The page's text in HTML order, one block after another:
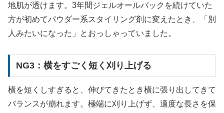
地肌が透けます。3年間ジェルオールバックを続けていた
方が初めてパウダー系スタイリング剤に変えたとき、「別
人みたいになった」とおっしゃっていました。
NG3：横をすごく短く刈り上げる
横を短くしすぎると、伸びてきたとき横に張り出してきて
バランスが崩れます。極端に刈り上げず、適度な長さを保